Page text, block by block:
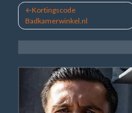
Bericht
navigatie
Kortingscode
Badkamerwinkel.nl